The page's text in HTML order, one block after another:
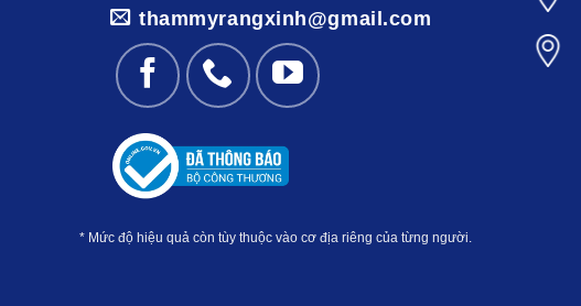
thammyrangxinh@gmail.com
* Mức độ hiệu quả còn tùy thuộc vào cơ địa riêng của từng người.